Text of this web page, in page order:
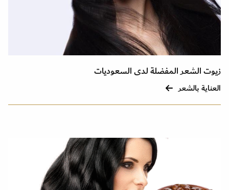
زيوت الشعر المفضلة لدى السعوديات
العناية بالشعر